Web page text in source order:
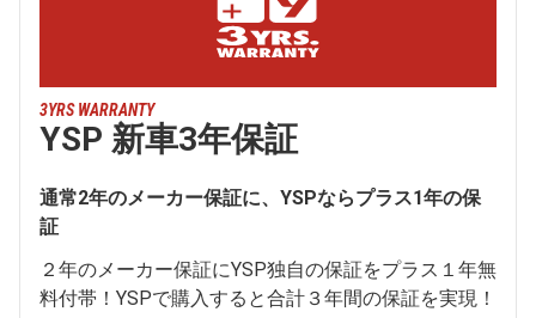
3YRS WARRANTY
YSP 新車3年保証
通常2年のメーカー保証に、YSPならプラス1年の保
証
２年のメーカー保証にYSP独自の保証をプラス１年無
料付帯！YSPで購入すると合計３年間の保証を実現！